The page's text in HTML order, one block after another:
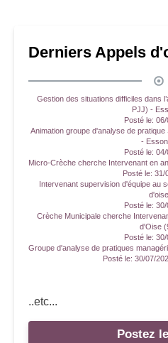
Derniers Appels
Gestion des situations difficiles dans
PJJ) -
Posté le: 06/
Animation groupe d'analyse de
-
Posté le: 04/
Micro-Crèche cherche Intervenant en
Posté le: 31/
Intervenant supervision d'équipe au
d'oise
Posté le: 30/
Crèche Municipale cherche
d'Oise
Posté le: 30/
Groupe d'analyse de pratiques
Posté le: 30/07/
..etc...
Postez